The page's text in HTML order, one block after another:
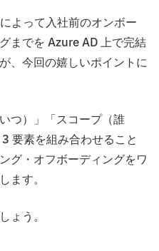
よって入社前のオンボー
までを Azure AD 上で完結
、今回の嬉しいポイントに
つ）」「スコープ（誰
要素を組み合わせること
グ・オフボーディングをワ
ます。
ょう。